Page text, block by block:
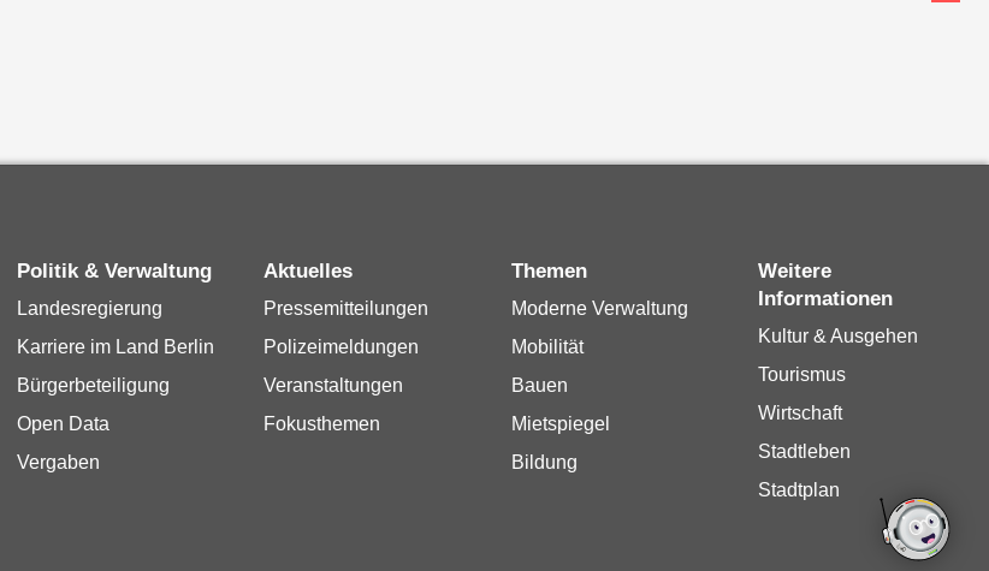
Politik & Verwaltung
Landesregierung
Karriere im Land Berlin
Bürgerbeteiligung
Open Data
Vergaben
Aktuelles
Pressemitteilungen
Polizeimeldungen
Veranstaltungen
Fokusthemen
Themen
Moderne Verwaltung
Mobilität
Bauen
Mietspiegel
Bildung
Weitere
Informationen
Kultur & Ausgehen
Tourismus
Wirtschaft
Stadtleben
Stadtplan